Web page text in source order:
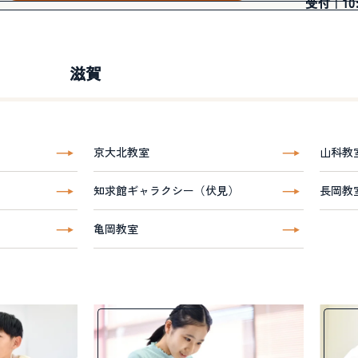
滋賀
京大北教室 山科教
知求館ギャラクシー（伏見） 長岡教
亀岡教室